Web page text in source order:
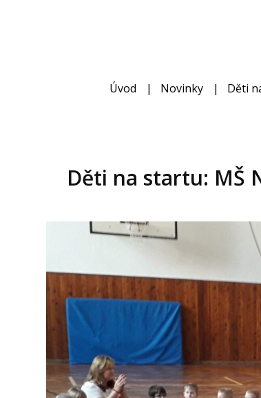
Úvod Novinky Děti
Děti na startu: MŠ